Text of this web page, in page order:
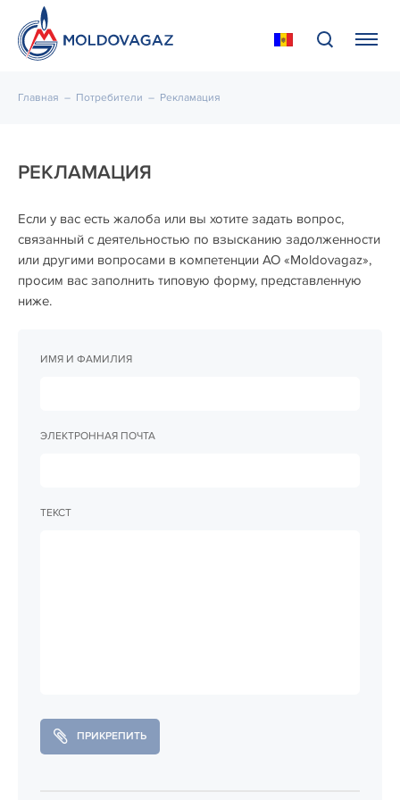
Главная – Потребители – Рекламация
РЕКЛАМАЦИЯ
Если у вас есть жалоба или вы хотите задать вопрос,
связанный с деятельностью по взысканию задолженности
или другими вопросами в компетенции АО «Moldovagaz»,
просим вас заполнить типовую форму, представленную
ниже.
ИМЯ И ФАМИЛИЯ
ЭЛЕКТРОННАЯ ПОЧТА
ТЕКСТ
ПРИКРЕПИТЬ